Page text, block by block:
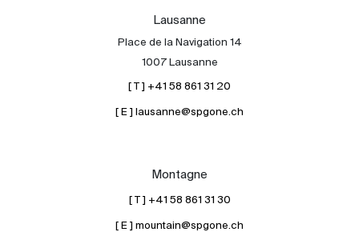
Lausanne
Place de la Navigation 14
1007 Lausanne
[ T ] +41 58 861 31 20
[ E ] lausanne@spgone.ch
Montagne
[ T ] +41 58 861 31 30
[ E ] mountain@spgone.ch